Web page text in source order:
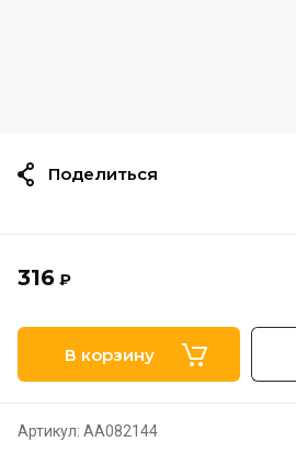
316 ₽
В корзину
Артикул: AA082144
Поделиться